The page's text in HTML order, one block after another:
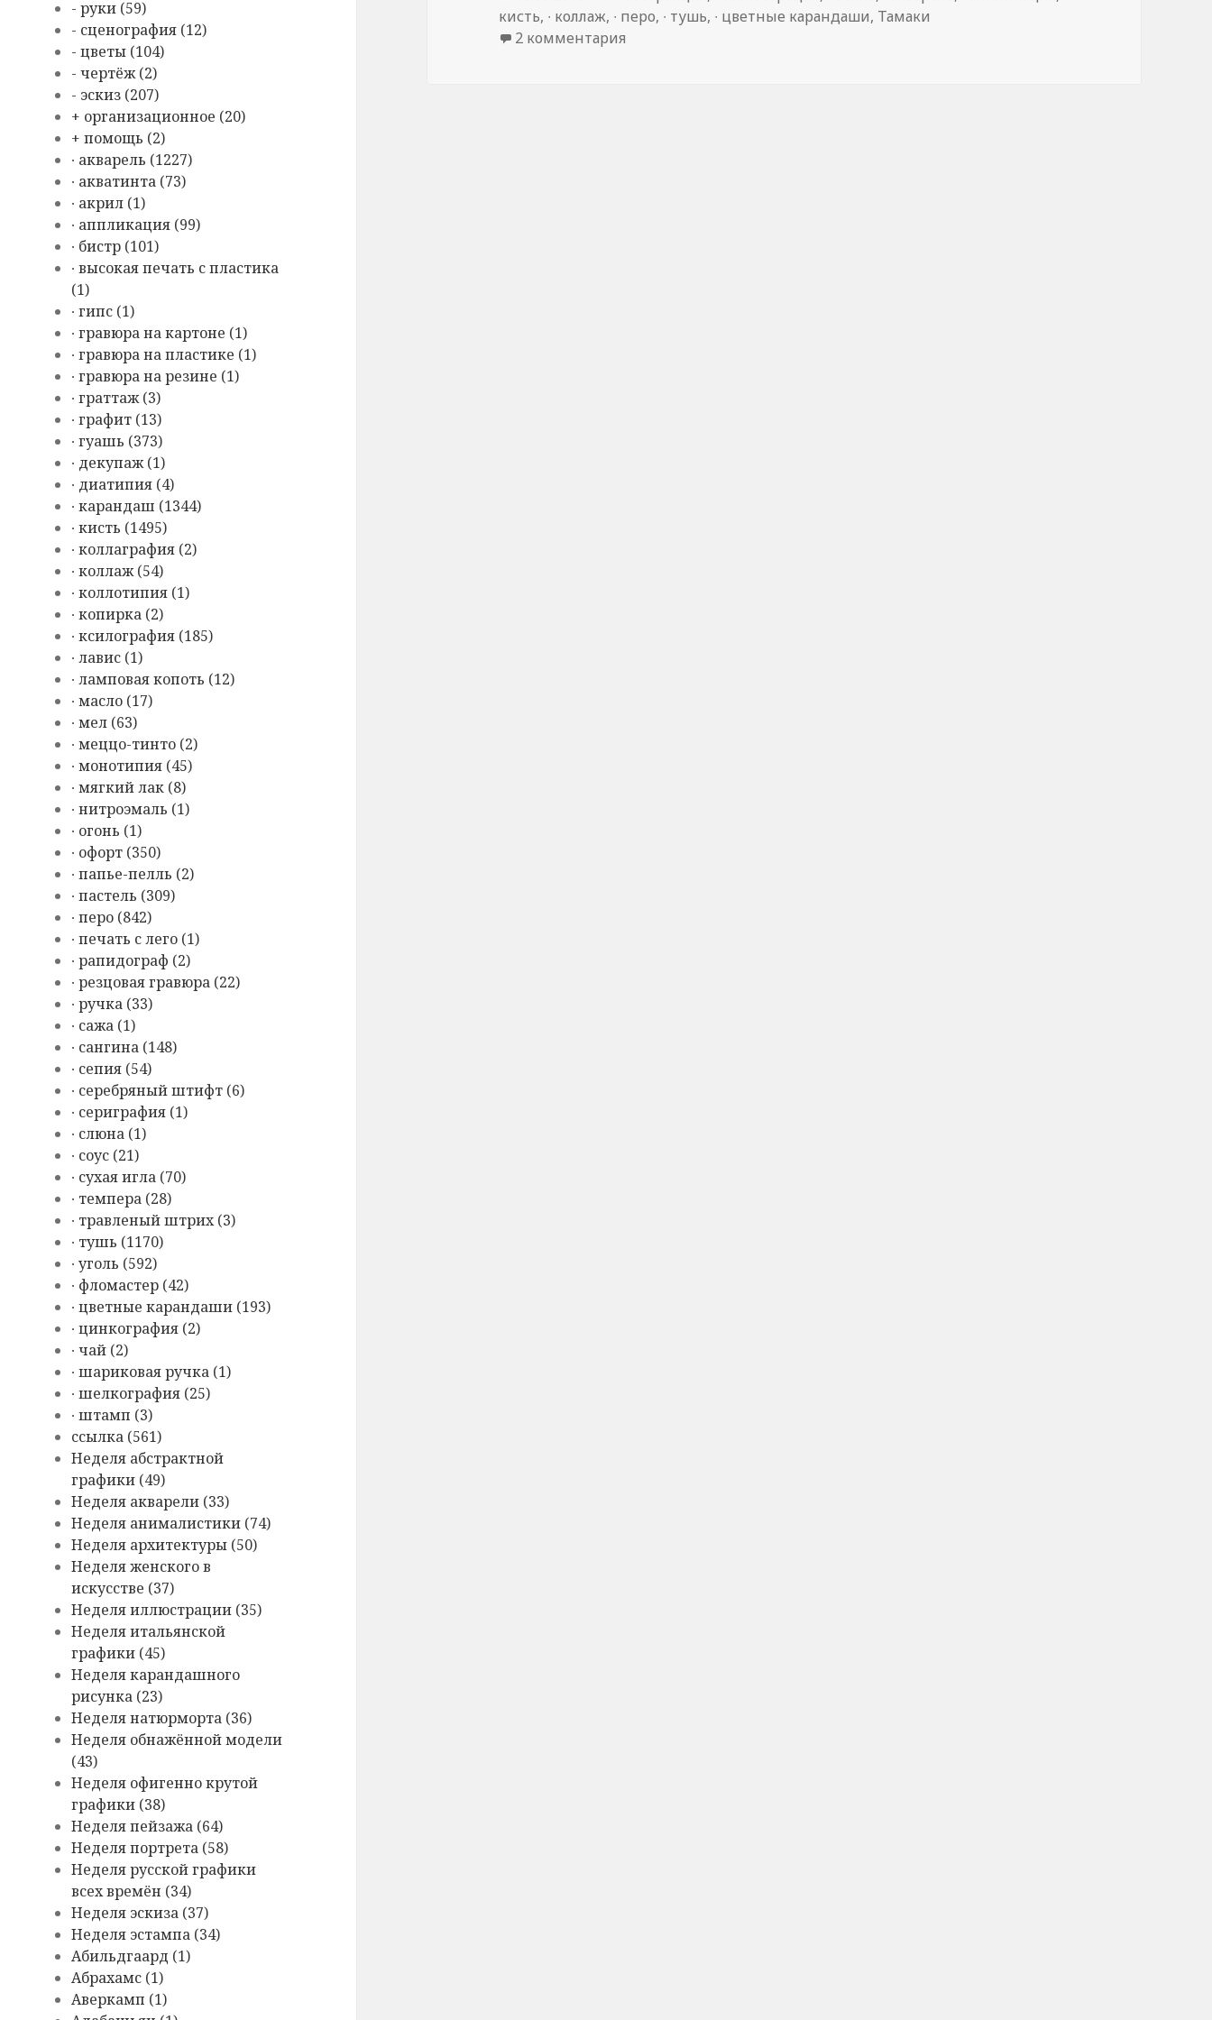
- руки (59)
- сценография (12)
- цветы (104)
- чертёж (2)
- эскиз (207)
+ организационное (20)
+ помощь (2)
∙ акварель (1227)
∙ акватинта (73)
∙ акрил (1)
∙ аппликация (99)
∙ бистр (101)
∙ высокая печать с пластика
(1)
∙ гипс (1)
∙ гравюра на картоне (1)
∙ гравюра на пластике (1)
∙ гравюра на резине (1)
∙ граттаж (3)
∙ графит (13)
∙ гуашь (373)
∙ декупаж (1)
∙ диатипия (4)
∙ карандаш (1344)
∙ кисть (1495)
∙ коллаграфия (2)
∙ коллаж (54)
∙ коллотипия (1)
∙ копирка (2)
∙ ксилография (185)
∙ лавис (1)
∙ ламповая копоть (12)
∙ масло (17)
∙ мел (63)
∙ меццо-тинто (2)
∙ монотипия (45)
∙ мягкий лак (8)
∙ нитроэмаль (1)
∙ огонь (1)
∙ офорт (350)
∙ папье-пелль (2)
∙ пастель (309)
∙ перо (842)
∙ печать с лего (1)
∙ рапидограф (2)
∙ резцовая гравюра (22)
∙ ручка (33)
∙ сажа (1)
∙ сангина (148)
∙ сепия (54)
∙ серебряный штифт (6)
∙ сериграфия (1)
∙ слюна (1)
∙ соус (21)
∙ сухая игла (70)
∙ темпера (28)
∙ травленый штрих (3)
∙ тушь (1170)
∙ уголь (592)
∙ фломастер (42)
∙ цветные карандаши (193)
∙ цинкография (2)
∙ чай (2)
∙ шариковая ручка (1)
∙ шелкография (25)
∙ штамп (3)
cсылка (561)
Hеделя абстрактной
графики (49)
Hеделя акварели (33)
Hеделя анималистики (74)
Hеделя архитектуры (50)
Hеделя женского в
искусстве (37)
Hеделя иллюстрации (35)
Hеделя итальянской
графики (45)
Hеделя карандашного
рисунка (23)
Hеделя натюрморта (36)
Hеделя обнажённой модели
(43)
Hеделя офигенно крутой
графики (38)
Hеделя пейзажа (64)
Hеделя портрета (58)
Hеделя русской графики
всех времён (34)
Hеделя эскиза (37)
Hеделя эстампа (34)
Абильдгаард (1)
Абрахамс (1)
Аверкамп (1)
кисть, ∙ коллаж, ∙ перо, ∙ тушь, ∙ цветные карандаши, Тамаки
2 комментария